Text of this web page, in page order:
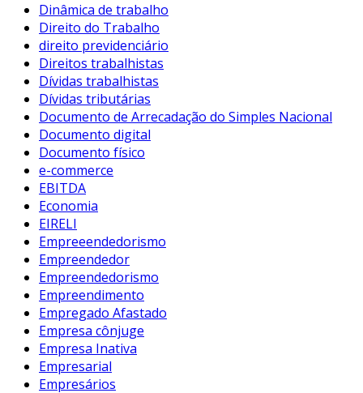
Dinâmica de trabalho
Direito do Trabalho
direito previdenciário
Direitos trabalhistas
Dívidas trabalhistas
Dívidas tributárias
Documento de Arrecadação do Simples Nacional
Documento digital
Documento físico
e-commerce
EBITDA
Economia
EIRELI
Empreeendedorismo
Empreendedor
Empreendedorismo
Empreendimento
Empregado Afastado
Empresa cônjuge
Empresa Inativa
Empresarial
Empresários